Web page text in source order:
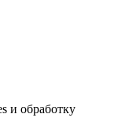
и обработку